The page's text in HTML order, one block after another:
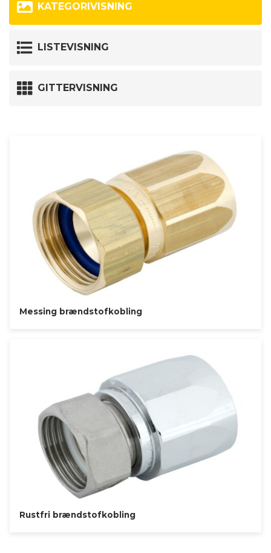
KATEGORIVISNING
LISTEVISNING
GITTERVISNING
Messing brændstofkobling
Rustfri brændstofkobling